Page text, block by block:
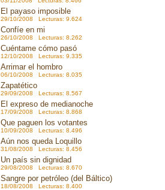
El payaso imposible
29/10/2008 Lecturas: 9.624
Confíe en mi
26/10/2008 Lecturas: 8.262
Cuéntame cómo pasó
12/10/2008 Lecturas: 9.335
Arrimar el hombro
06/10/2008 Lecturas: 8.035
Zapatético
29/09/2008 Lecturas: 8.567
El expreso de medianoche
17/09/2008 Lecturas: 8.868
Que paguen los votantes
10/09/2008 Lecturas: 8.496
Aún nos queda Loquillo
31/08/2008 Lecturas: 8.456
Un país sin dignidad
29/08/2008 Lecturas: 8.670
Sangre por petróleo (del Báltico)
18/08/2008 Lecturas: 8.400